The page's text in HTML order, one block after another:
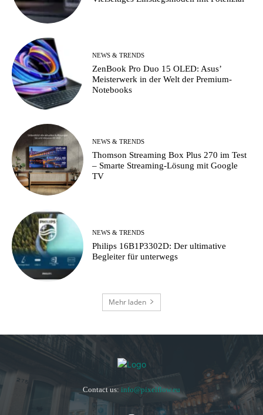
NEWS & TRENDS
ZenBook Pro Duo 15 OLED: Asus’
Meisterwerk in der Welt der Premium-
Notebooks
NEWS & TRENDS
Thomson Streaming Box Plus 270 im Test
– Smarte Streaming-Lösung mit Google
TV
NEWS & TRENDS
Philips 16B1P3302D: Der ultimative
Begleiter für unterwegs
Mehr laden
Contact us: info@pixelflow.eu